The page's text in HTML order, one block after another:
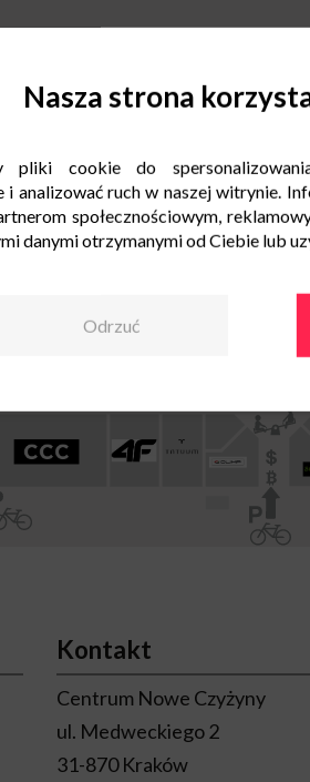
Kontakt
Centrum Nowe Czyżyny
ul. Medweckiego 2
31-870 Kraków
Nasza strona
pliki cookie do
i analizować ruch w naszej witrynie.
społecznościowym,
danymi otrzymanymi od Ciebie lub
Odrzuć